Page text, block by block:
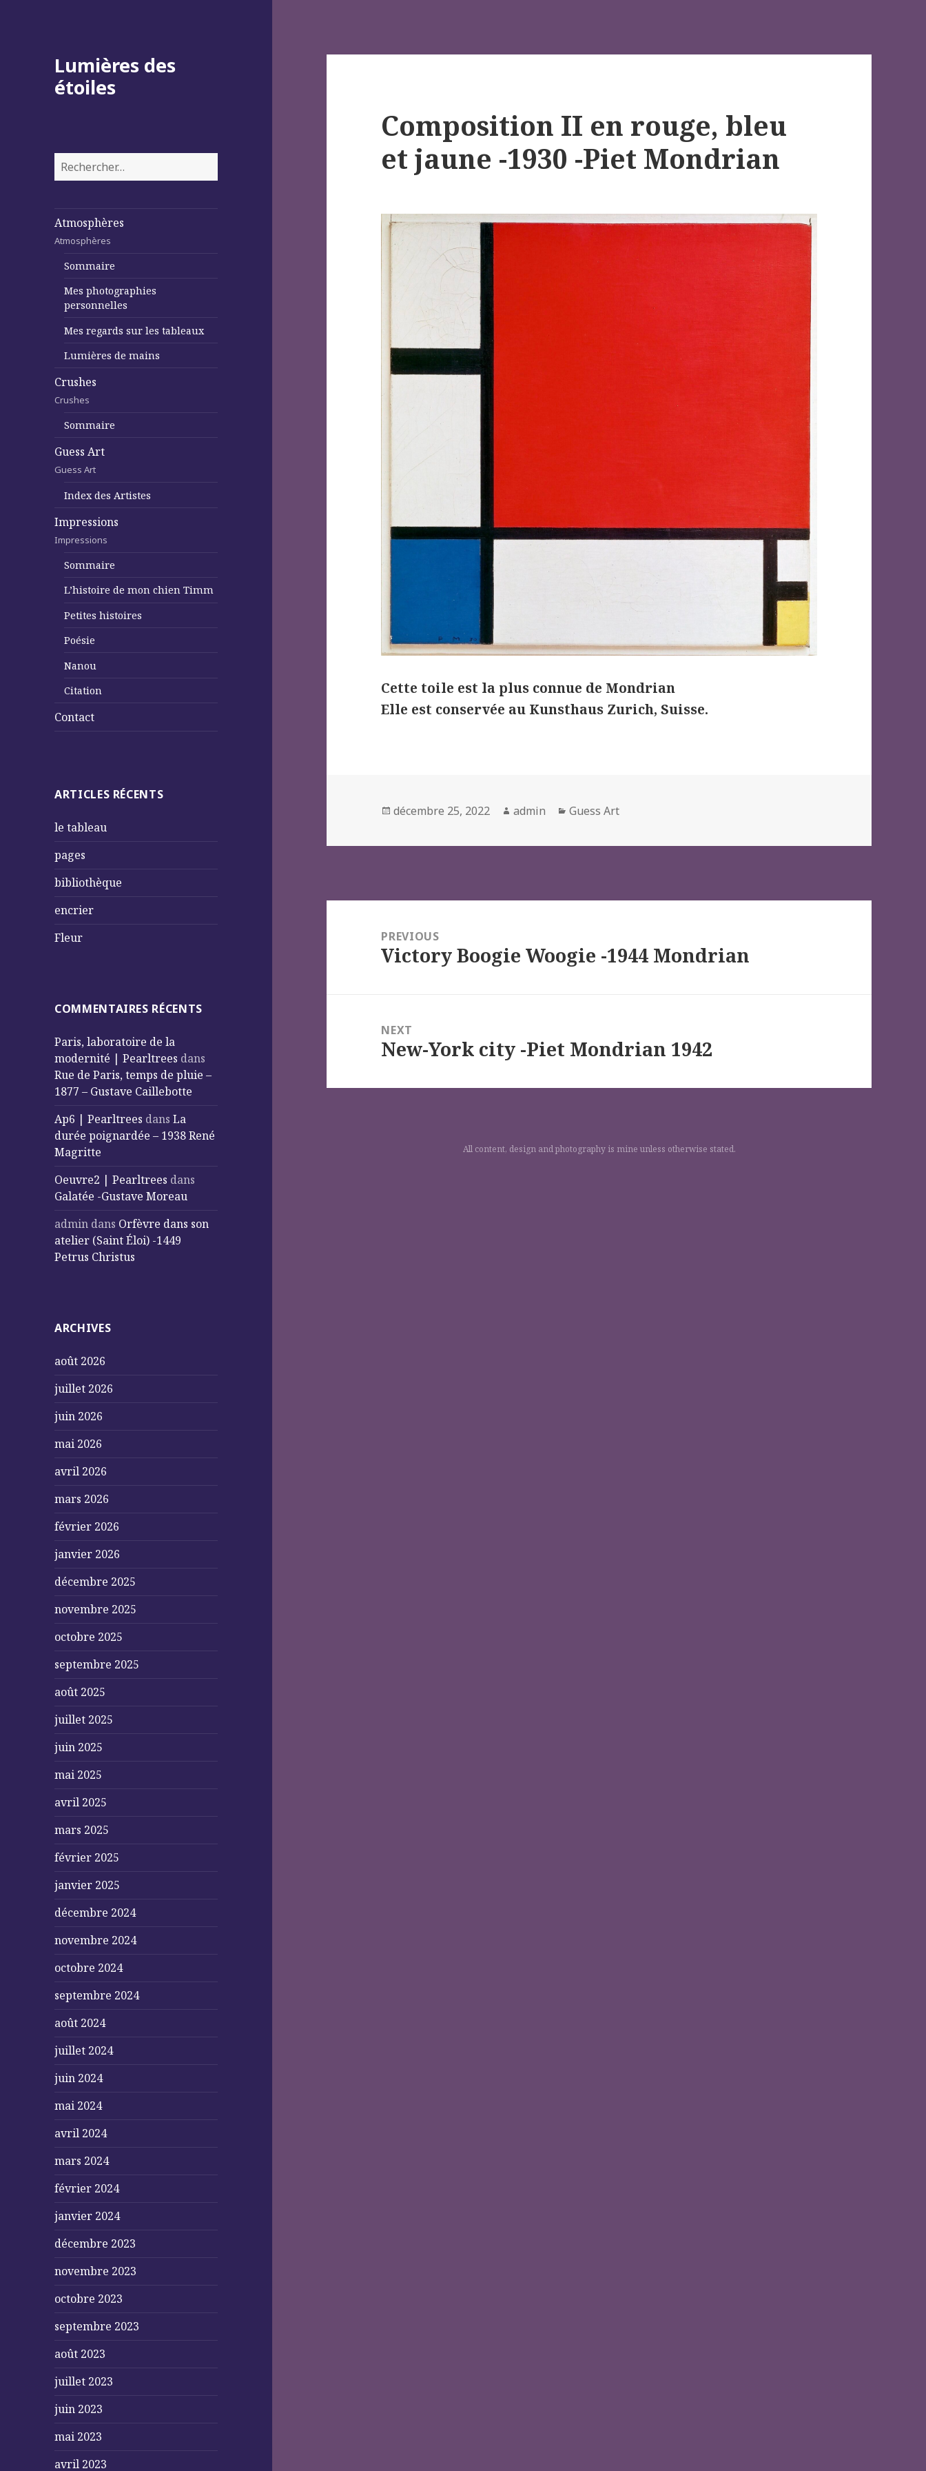
Lumières des
étoiles
Rechercher :
Atmosphères
Atmosphères
Sommaire
Mes photographies
personnelles
Mes regards sur les tableaux
Lumières de mains
Crushes
Crushes
Sommaire
Guess Art
Guess Art
Index des Artistes
Impressions
Impressions
Sommaire
L’histoire de mon chien Timm
Petites histoires
Poésie
Nanou
Citation
Contact
ARTICLES RÉCENTS
le tableau
pages
bibliothèque
encrier
Fleur
COMMENTAIRES RÉCENTS
Paris, laboratoire de la
modernité | Pearltrees dans
Rue de Paris, temps de pluie –
1877 – Gustave Caillebotte
Ap6 | Pearltrees dansLa
durée poignardée – 1938 René
Magritte
Oeuvre2 | Pearltrees dans
Galatée -Gustave Moreau
admin dans Orfèvre dans son
atelier (Saint Éloi) -1449
Petrus Christus
ARCHIVES
août 2026
juillet 2026
juin 2026
mai 2026
avril 2026
mars 2026
février 2026
janvier 2026
décembre 2025
novembre 2025
octobre 2025
septembre 2025
août 2025
juillet 2025
juin 2025
mai 2025
avril 2025
mars 2025
février 2025
janvier 2025
décembre 2024
novembre 2024
octobre 2024
septembre 2024
août 2024
juillet 2024
juin 2024
mai 2024
avril 2024
mars 2024
février 2024
janvier 2024
décembre 2023
novembre 2023
octobre 2023
septembre 2023
août 2023
juillet 2023
juin 2023
mai 2023
avril 2023
Composition II en rouge, bleu
et jaune -1930 -Piet Mondrian
Cette toile est la plus connue de Mondrian
Elle est conservée au Kunsthaus Zurich, Suisse.
Posted
décembre 25, 2022 Author
admin Categories
Guess Art
l’article
PREVIOUS
Previous
Victory Boogie Woogie -1944 Mondrian
NEXT
Next
New-York city -Piet Mondrian 1942
All content, design and photography is mine unless otherwise stated.